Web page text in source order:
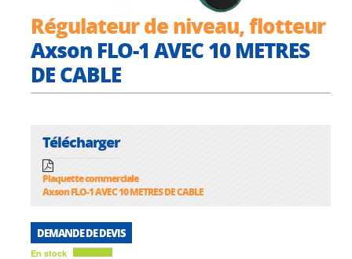
Régulateur de niveau, flotteur
Axson FLO-1 AVEC 10 METRES
DE CABLE
Télécharger
Plaquette commerciale
Axson FLO-1 AVEC 10 METRES DE CABLE
DEMANDE DE DEVIS
En stock